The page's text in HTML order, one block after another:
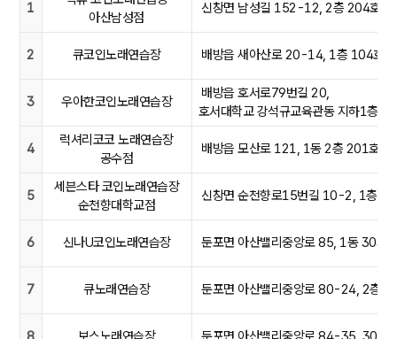
1
아산남성점
신창면 남성길 152-12, 2층 204호
2 큐코인노래연습장 배방읍 새아산로 20-14, 1층 104호
3 우아한코인노래연습장
배방읍 호서로79번길 20,
호서대학교 강석규교육관동 지하1층
4
럭셔리코코 노래연습장
공수점
배방읍 모산로 121, 1동 2층 201호
5
세븐스타 코인노래연습장
순천향대학교점
신창면 순천향로15번길 10-2, 1층
6 신나U코인노래연습장 둔포면 아산밸리중앙로 85, 1동 303호
7 큐노래연습장 둔포면 아산밸리중앙로 80-24, 2층